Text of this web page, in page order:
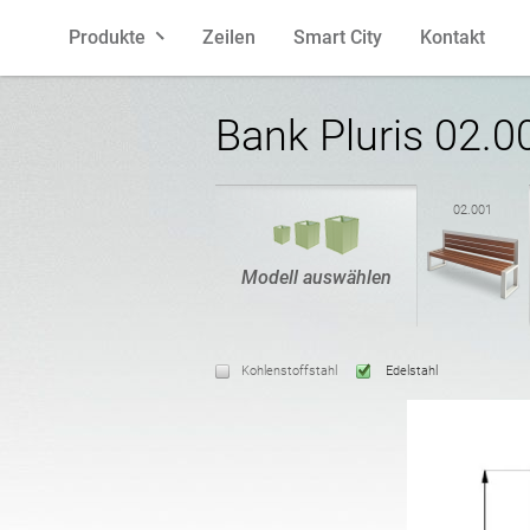
Produkte
Ascher
Zäune
Laternen
Zeilen Smart City Kontakt
Spanisch
Litauisch
Kroatisch
Bank Pluris
Modell auswählen
02.001
Kohlenstoffstahl Edelstahl